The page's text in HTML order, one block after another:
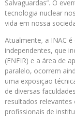
Salvaguardas”. O
tecnologia nuclear
vida em nossa
Atualmente, a INAC
independentes, que
(ENFIR) e a área de
paralelo, ocorrem
uma exposição
de diversas
resultados
profissionais de